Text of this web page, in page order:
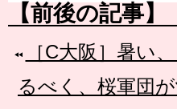
【前後の記事】
［C大阪］暑い
るべく、桜軍団